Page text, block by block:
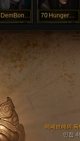
DemBones 70 HungerGames
레페브레의 독
민첩